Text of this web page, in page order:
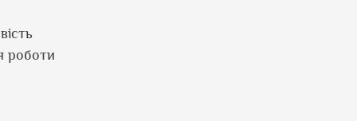
роботи